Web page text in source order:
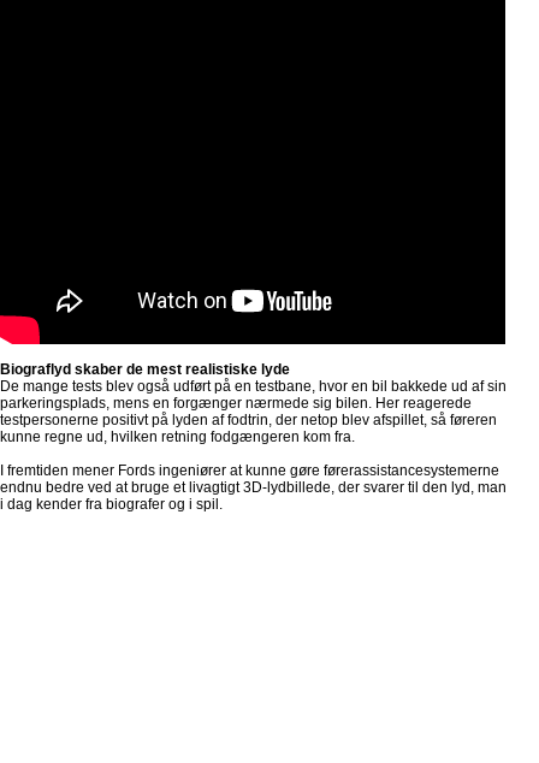
Biograflyd skaber de mest realistiske lyde
De mange tests blev også udført på en testbane, hvor en bil bakkede ud af sin
parkeringsplads, mens en forgænger nærmede sig bilen. Her reagerede
testpersonerne positivt på lyden af fodtrin, der netop blev afspillet, så føreren
kunne regne ud, hvilken retning fodgængeren kom fra.
I fremtiden mener Fords ingeniører at kunne gøre førerassistancesystemerne
endnu bedre ved at bruge et livagtigt 3D-lydbillede, der svarer til den lyd, man
i dag kender fra biografer og i spil.